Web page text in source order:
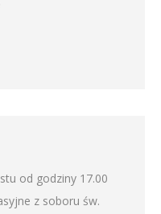
od godziny 17.00
z soboru św.